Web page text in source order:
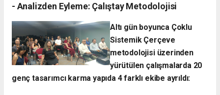
- ​Analizden Eyleme: Çalıştay Metodolojisi
​Altı gün boyunca Çoklu
Sistemik Çerçeve
metodolojisi üzerinden
yürütülen çalışmalarda 20
genç tasarımcı karma yapıda 4 farklı ekibe ayrıldı: